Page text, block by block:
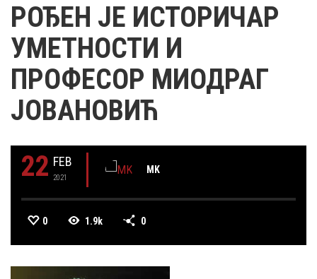
РОЂЕН ЈЕ ИСТОРИЧАР
УМЕТНОСТИ И
ПРОФЕСОР МИОДРАГ
ЈОВАНОВИЋ
22 FEB
2021
MK
0 1.9k 0